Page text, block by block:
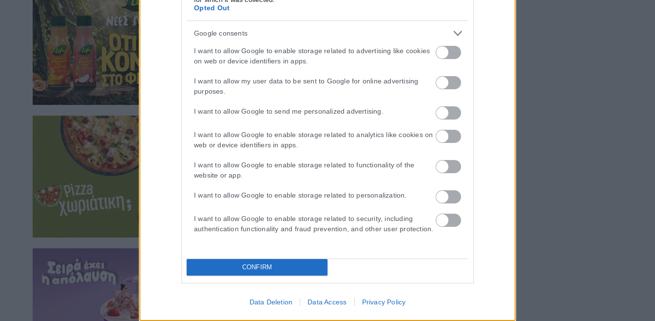
Opted Out
Google consents
I want to allow Google to enable storage related to advertising like cookies
on web or device identifiers in apps.
I want to allow my user data to be sent to Google for online advertising
purposes.
I want to allow Google to send me personalized advertising.
I want to allow Google to enable storage related to analytics like cookies on
web or device identifiers in apps.
I want to allow Google to enable storage related to functionality of the
website or app.
I want to allow Google to enable storage related to personalization.
I want to allow Google to enable storage related to security, including
authentication functionality and fraud prevention, and other user protection.
CONFIRM
Data Deletion Data Access Privacy Policy